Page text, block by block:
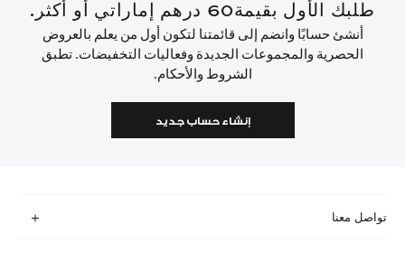
طلبك الأول بقيمة60 درهم إماراتي أو أكثر.
أنشئ حسابًا وانضم إلى قائمتنا لتكون أول من يعلم بالعروض
الحصرية والمجموعات الجديدة وفعاليات التخفيضات. تطبق
الشروط والأحكام.
إنشاء حساب جديد
تواصل معنا